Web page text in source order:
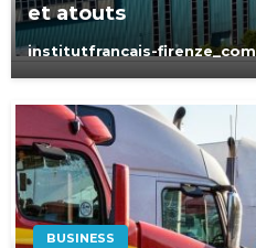
et atouts
institutfrancais-firenze_com
BUSINESS